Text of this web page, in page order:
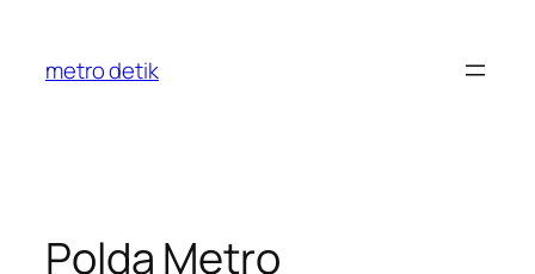
content
metro detik
Polda Metro